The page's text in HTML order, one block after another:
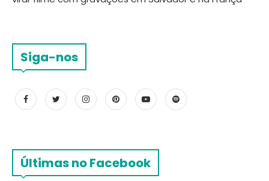
Siga-nos
Últimas no Facebook